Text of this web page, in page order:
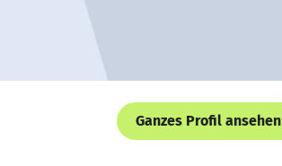
Ganzes Profil ansehen